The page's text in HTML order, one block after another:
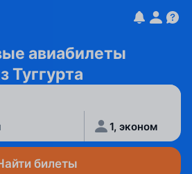
авиабилеты
Туггурта
1, эконом
билеты